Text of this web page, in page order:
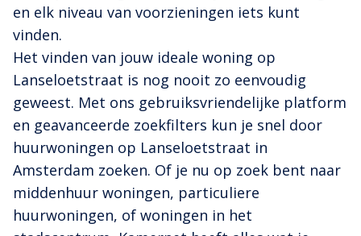
en elk niveau van voorzieningen iets kunt
vinden.
Het vinden van jouw ideale woning op
Lanseloetstraat is nog nooit zo eenvoudig
geweest. Met ons gebruiksvriendelijke platform
en geavanceerde zoekfilters kun je snel door
huurwoningen op Lanseloetstraat in
Amsterdam zoeken. Of je nu op zoek bent naar
middenhuur woningen, particuliere
huurwoningen, of woningen in het